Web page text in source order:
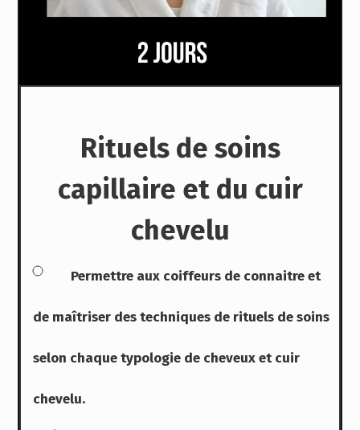
Rituels de soins
capillaire et du cuir
chevelu
Permettre aux coiffeurs de connaitre et
de maîtriser des techniques de rituels de soins
selon chaque typologie de cheveux et cuir
chevelu.